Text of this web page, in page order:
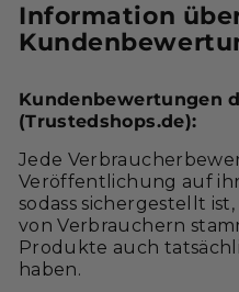
O
Information
Kundenbewertungen
(Trustedshops.de):
Jede
Veröffentlichung auf
sodass sichergestellt
von Verbrauchern
Produkte auch
haben.